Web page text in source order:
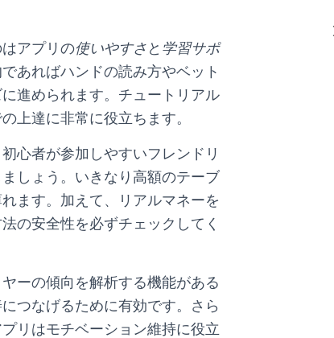
アプリの使いやすさ と 学習サポ
あればハンドの読み方やベット
進められます。チュートリアル
上達に非常に役立ちます。
心者が参加しやすいフレンドリ
しょう。いきなり高額のテーブ
ます。加えて、リアルマネーを
の安全性を必ずチェックしてく
ーの傾向を解析する機能がある
つなげるために有効です。さら
リはモチベーション維持に役立